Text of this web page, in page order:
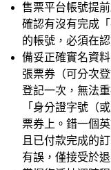
售票平台帳號提前
確認有沒有完成
的帳號，必須在
備妥正確實名資料
張票券 （可分次
登記一次，無法
「身分證字號（
票券上。錯一個
且已付款完成的
有誤，僅接受於